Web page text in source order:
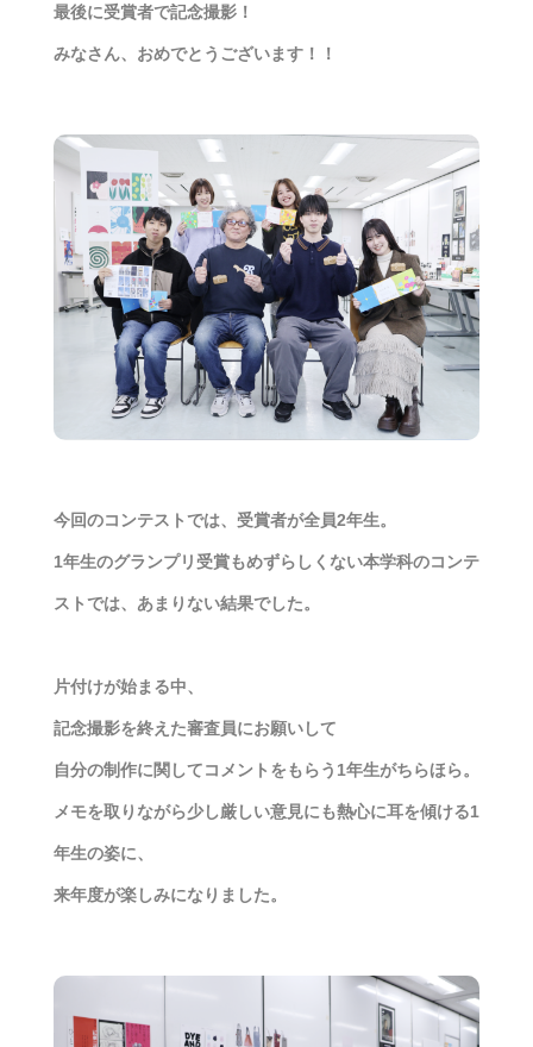
最後に受賞者で記念撮影！
みなさん、おめでとうございます！！
今回のコンテストでは、受賞者が全員2年生。
1年生のグランプリ受賞もめずらしくない本学科のコンテ
ストでは、あまりない結果でした。
片付けが始まる中、
記念撮影を終えた審査員にお願いして
自分の制作に関してコメントをもらう1年生がちらほら。
メモを取りながら少し厳しい意見にも熱心に耳を傾ける1
年生の姿に、
来年度が楽しみになりました。